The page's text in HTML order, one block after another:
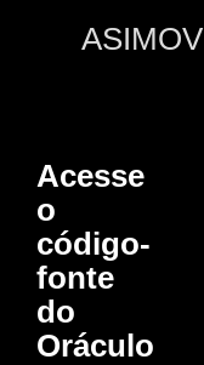
ASIMOV
Acesse
o
código-
fonte
do
Oráculo